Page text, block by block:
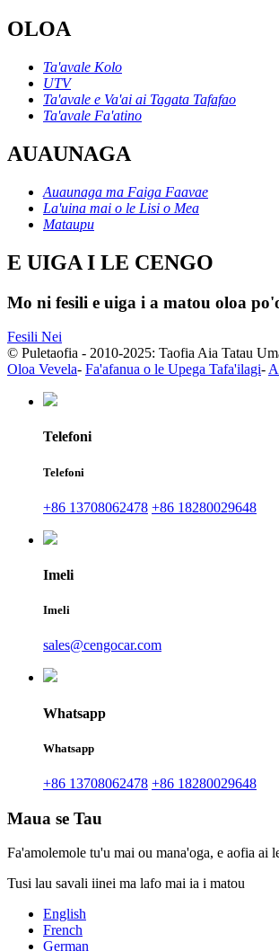
OLOA
Ta'avale Kolo
UTV
Ta'avale e Va'ai ai Tagata Tafafao
Ta'avale Fa'atino
AUAUNAGA
Auaunaga ma Faiga Faavae
La'uina mai o le Lisi o Mea
Mataupu
E UIGA I LE CENGO
Mo ni fesili e uiga i a matou oloa
Fesili Nei
© Puletaofia - 2010-2025: Taofia Aia Tatau
Oloa Vevela- Fa'afanua o le Upega Tafa'ilagi-
Telefoni
Telefoni
+86 13708062478 +86 18280029648
Imeli
Imeli
sales@cengocar.com
Whatsapp
Whatsapp
+86 13708062478 +86 18280029648
Maua se Tau
Fa'amolemole tu'u mai ou mana'oga, e aofia ai
Tusi lau savali iinei ma lafo mai ia i matou
English
French
German